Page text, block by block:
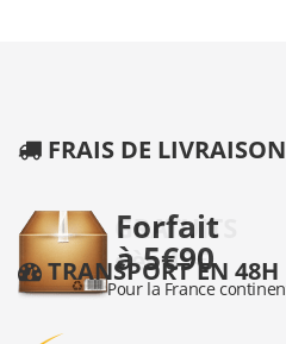
FRAIS DE LIVRAISON
TRANSPORT EN 48H